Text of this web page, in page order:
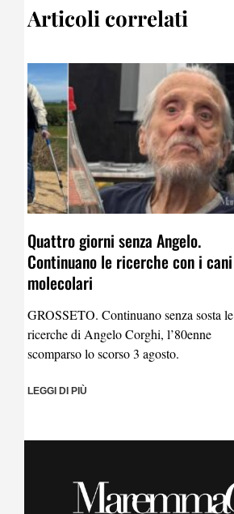
Articoli correlati
Quattro giorni senza Angelo.
Continuano le ricerche con i cani
molecolari
GROSSETO. Continuano senza sosta le
ricerche di Angelo Corghi, l’80enne
scomparso lo scorso 3 agosto.
LEGGI DI PIÙ